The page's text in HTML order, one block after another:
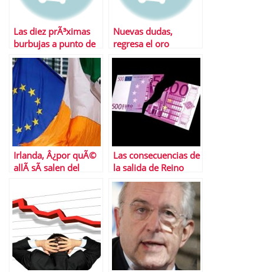
Las diez prÃ³ximas
burbujas a punto de
estallar
Nuevas dudas,
regresa el oro
Irlanda, Â¿por quÃ©
allÃ­ sÃ­ salen del
Las consecuencias de
la salida de Reino
Unido de la UniÃ³n
Europea